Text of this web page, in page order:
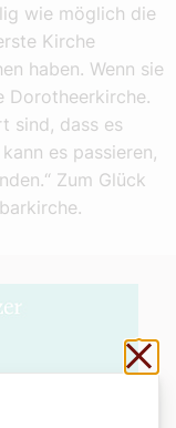
wie möglich die
Kirche
haben. Wenn sie
Dorotheerkirche.
sind, dass es
es passieren,
Zum Glück